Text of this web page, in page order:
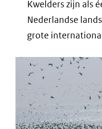
Kwelders zijn als
Nederlandse
grote